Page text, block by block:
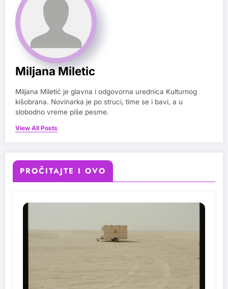
Miljana Miletic
Miljana Miletić je glavna i odgovorna urednica Kulturnog
kišobrana. Novinarka je po struci, time se i bavi, a u
slobodno vreme piše pesme.
View All Posts
PROČITAJTE I OVO